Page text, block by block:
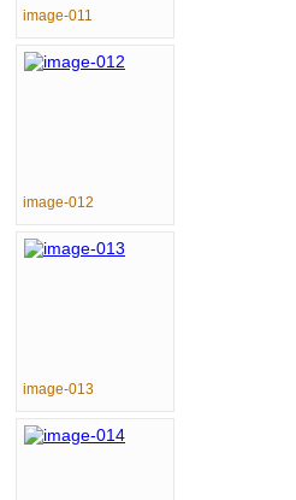
image-011
image-012
image-013